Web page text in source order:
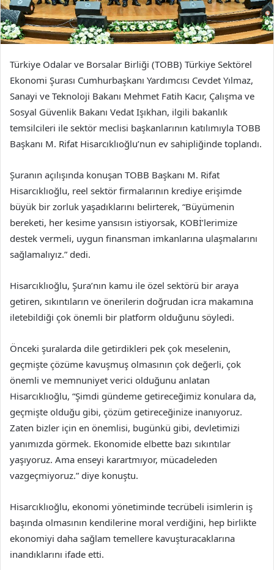
Türkiye Odalar ve Borsalar Birliği (TOBB) Türkiye Sektörel
Ekonomi Şurası Cumhurbaşkanı Yardımcısı Cevdet Yılmaz,
Sanayi ve Teknoloji Bakanı Mehmet Fatih Kacır, Çalışma ve
Sosyal Güvenlik Bakanı Vedat Işıkhan, ilgili bakanlık
temsilcileri ile sektör meclisi başkanlarının katılımıyla TOBB
Başkanı M. Rifat Hisarcıklıoğlu’nun ev sahipliğinde toplandı.​
Şuranın açılışında konuşan TOBB Başkanı M. Rifat
Hisarcıklıoğlu, reel sektör firmalarının krediye erişimde
büyük bir zorluk yaşadıklarını belirterek, “Büyümenin
bereketi, her kesime yansısın istiyorsak, KOBİ’lerimize
destek vermeli, uygun finansman imkanlarına ulaşmalarını
sağlamalıyız.” dedi.
Hisarcıklıoğlu, Şura’nın kamu ile özel sektörü bir araya
getiren, sıkıntıların ve önerilerin doğrudan icra makamına
iletebildiği çok önemli bir platform olduğunu söyledi.
Önceki şuralarda dile getirdikleri pek çok meselenin,
geçmişte çözüme kavuşmuş olmasının çok değerli, çok
önemli ve memnuniyet verici olduğunu anlatan
Hisarcıklıoğlu, “Şimdi gündeme getireceğimiz konulara da,
geçmişte olduğu gibi, çözüm getireceğinize inanıyoruz.
Zaten bizler için en önemlisi, bugünkü gibi, devletimizi
yanımızda görmek. Ekonomide elbette bazı sıkıntılar
yaşıyoruz. Ama enseyi karartmıyor, mücadeleden
vazgeçmiyoruz.” diye konuştu.
Hisarcıklıoğlu, ekonomi yönetiminde tecrübeli isimlerin iş
başında olmasının kendilerine moral verdiğini, hep birlikte
ekonomiyi daha sağlam temellere kavuşturacaklarına
inandıklarını ifade etti.